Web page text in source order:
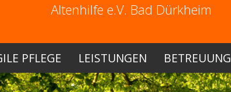
Altenhilfe e.V. Bad Dürkheim
PFLEGE LEISTUNGEN BETREUUNG